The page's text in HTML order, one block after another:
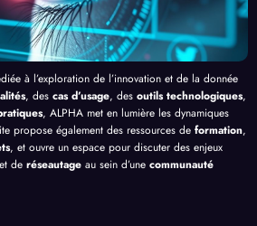
à l’exploration de l’innovation et de la donnée
, des cas d’usage, des outils technologiques,
, ALPHA met en lumière les dynamiques
propose également des ressources de formation,
, et ouvre un espace pour discuter des enjeux
et de réseautage au sein d’une communauté